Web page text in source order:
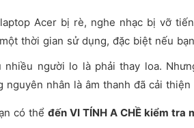
Acer bị rè, nghe nhạc bị vỡ
thời gian sử dụng, đặc biệt nếu
nhiều người lo là phải thay loa.
nguyên nhân là âm thanh đã cải
có thể đến VI TÍNH A CHỀ kiểm